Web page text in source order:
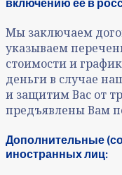
Мы заключаем
указываем
стоимости и
деньги в случае
и защитим Вас от
предъявлены Вам
Дополнительные
иностранных лиц: